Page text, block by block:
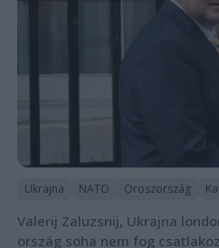
Ukrajna NATO Oroszország
Valerij Zaluzsnij, Ukrajna
ország soha nem fog